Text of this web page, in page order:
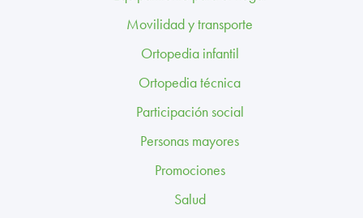
Movilidad y transporte
Ortopedia infantil
Ortopedia técnica
Participación social
Personas mayores
Promociones
Salud